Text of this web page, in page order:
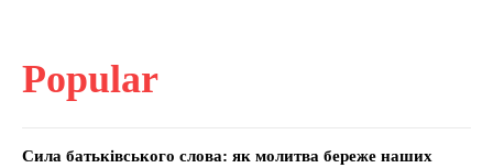
Popular
Сила батьківського слова: як молитва береже наших